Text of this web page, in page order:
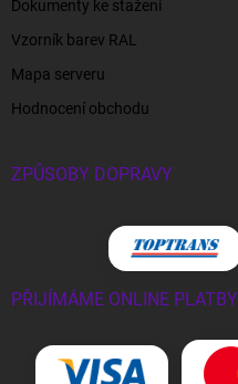
Dokumenty ke stažení
Vzorník barev RAL
Mapa serveru
Hodnocení obchodu
ZPŮSOBY DOPRAVY
PŘIJÍMÁME ONLINE PLATBY